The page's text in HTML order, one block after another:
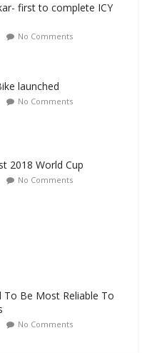
first to complete ICY
No Comments
launched
No Comments
2018 World Cup
No Comments
To Be Most Reliable To
No Comments